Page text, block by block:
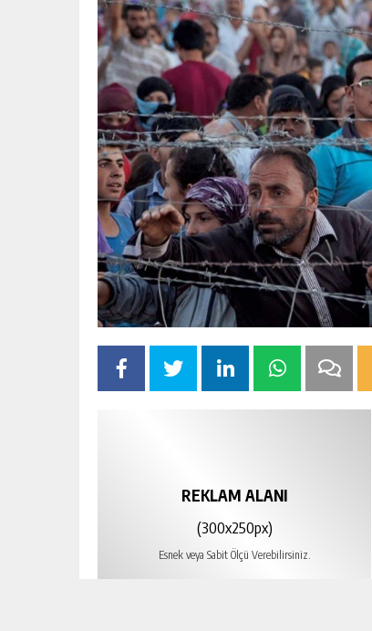
REKLAM ALANI
(300x250px)
Esnek veya Sabit Ölçü Verebilirsiniz.